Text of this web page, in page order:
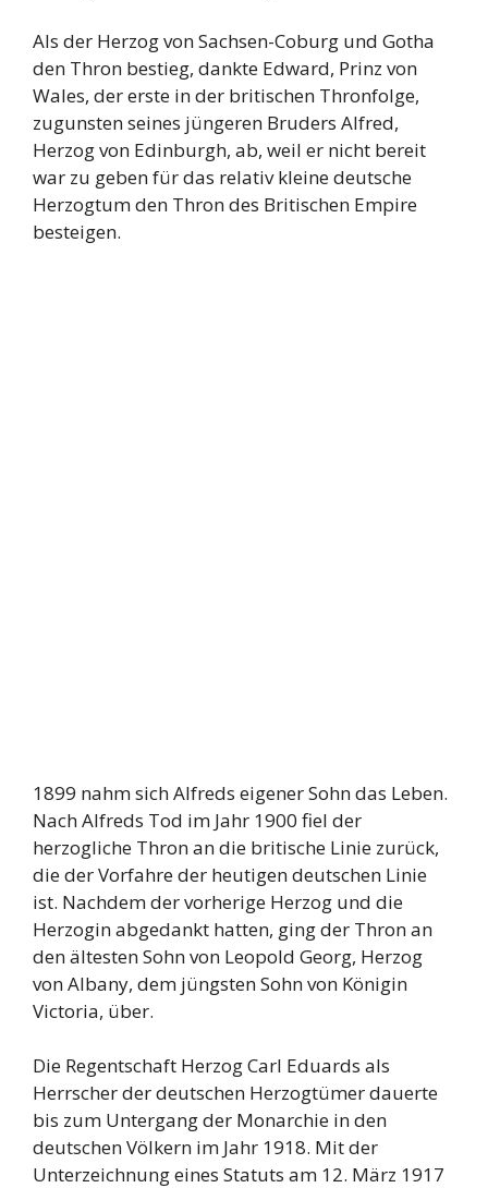
Als der Herzog von Sachsen-Coburg und Gotha
den Thron bestieg, dankte Edward, Prinz von
Wales, der erste in der britischen Thronfolge,
zugunsten seines jüngeren Bruders Alfred,
Herzog von Edinburgh, ab, weil er nicht bereit
war zu geben für das relativ kleine deutsche
Herzogtum den Thron des Britischen Empire
besteigen.
1899 nahm sich Alfreds eigener Sohn das Leben.
Nach Alfreds Tod im Jahr 1900 fiel der
herzogliche Thron an die britische Linie zurück,
die der Vorfahre der heutigen deutschen Linie
ist. Nachdem der vorherige Herzog und die
Herzogin abgedankt hatten, ging der Thron an
den ältesten Sohn von Leopold Georg, Herzog
von Albany, dem jüngsten Sohn von Königin
Victoria, über.
Die Regentschaft Herzog Carl Eduards als
Herrscher der deutschen Herzogtümer dauerte
bis zum Untergang der Monarchie in den
deutschen Völkern im Jahr 1918. Mit der
Unterzeichnung eines Statuts am 12. März 1917